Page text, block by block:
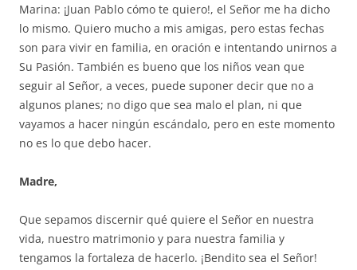
Marina: ¡Juan Pablo cómo te quiero!, el Señor me ha dicho
lo mismo. Quiero mucho a mis amigas, pero estas fechas
son para vivir en familia, en oración e intentando unirnos a
Su Pasión. También es bueno que los niños vean que
seguir al Señor, a veces, puede suponer decir que no a
algunos planes; no digo que sea malo el plan, ni que
vayamos a hacer ningún escándalo, pero en este momento
no es lo que debo hacer.
Madre,
Que sepamos discernir qué quiere el Señor en nuestra
vida, nuestro matrimonio y para nuestra familia y
tengamos la fortaleza de hacerlo. ¡Bendito sea el Señor!